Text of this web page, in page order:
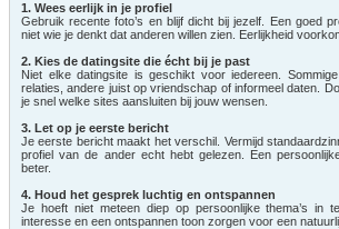
1. Wees eerlijk in je profiel
Gebruik recente foto’s en blijf dicht bij jezelf. Een goed
niet wie je denkt dat anderen willen zien. Eerlijkheid
2. Kies de datingsite die écht bij je past
Niet elke datingsite is geschikt voor iedereen.
relaties, andere juist op vriendschap of informeel daten.
je snel welke sites aansluiten bij jouw wensen.
3. Let op je eerste bericht
Je eerste bericht maakt het verschil. Vermijd
profiel van de ander echt hebt gelezen. Een
beter.
4. Houd het gesprek luchtig en ontspannen
Je hoeft niet meteen diep op persoonlijke thema’s in
interesse en een ontspannen toon zorgen voor een